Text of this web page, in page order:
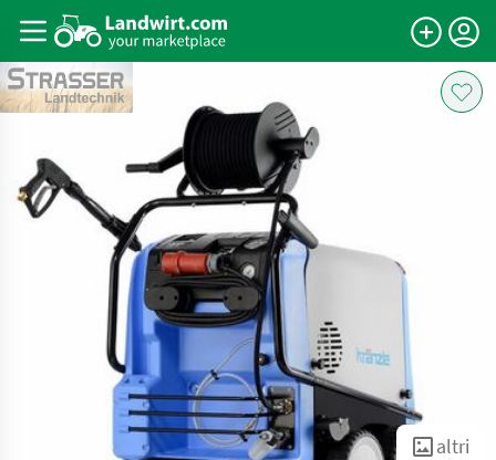
altri